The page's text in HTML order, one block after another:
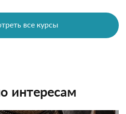
все курсы
интересам